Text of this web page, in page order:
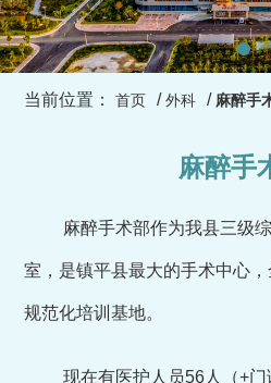
当前位置：首页 /外科 / 麻醉手
麻醉手
麻醉手术部作为我县三级
室，是镇平县最大的手术中心
规范化培训基地。
现在有医护人员56人（+